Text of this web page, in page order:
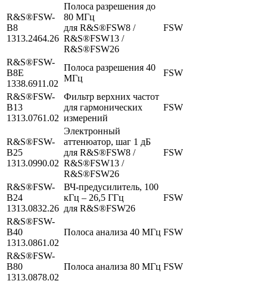
R&S®FSW-
B8
1313.2464.26
Полоса разрешения до
80 МГц
для R&S®FSW8 /
R&S®FSW13 /
R&S®FSW26
FSW
R&S®FSW-
B8E
1338.6911.02
Полоса разрешения 40
МГц
FSW
R&S®FSW-
B13
1313.0761.02
Фильтр верхних частот
для гармонических
измерений
FSW
R&S®FSW-
B25
1313.0990.02
Электронный
аттенюатор, шаг 1 дБ
для R&S®FSW8 /
R&S®FSW13 /
R&S®FSW26
FSW
R&S®FSW-
B24
1313.0832.26
ВЧ-предусилитель, 100
кГц – 26,5 ГГц
для R&S®FSW26
FSW
R&S®FSW-
B40
1313.0861.02
Полоса анализа 40 МГц FSW
R&S®FSW-
B80
1313.0878.02
Полоса анализа 80 МГц FSW